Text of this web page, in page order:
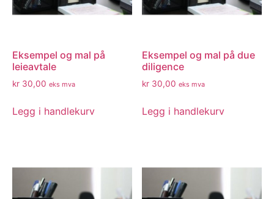
Eksempel og mal på
leieavtale
kr 30,00 eks mva
Legg i handlekurv
Eksempel og mal på due
diligence
kr 30,00 eks mva
Legg i handlekurv